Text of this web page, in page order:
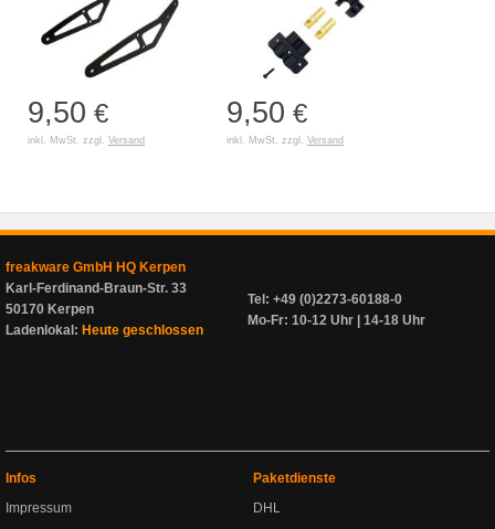
9,50 €
inkl. MwSt. zzgl. Versand
9,50 €
inkl. MwSt. zzgl. Versand
freakware GmbH HQ Kerpen
Karl-Ferdinand-Braun-Str. 33
50170 Kerpen
Ladenlokal: Heute geschlossen
Tel: +49 (0)2273-60188-0
Mo-Fr: 10-12 Uhr | 14-18 Uhr
Infos
Impressum
Paketdienste
DHL